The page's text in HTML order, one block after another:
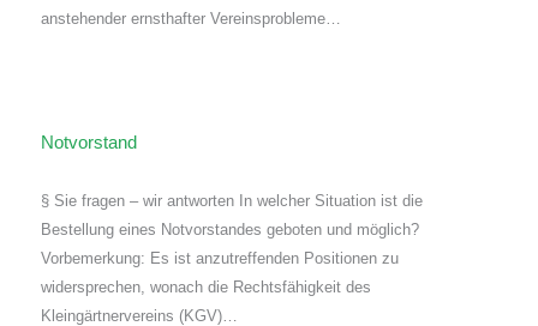
anstehender ernsthafter Vereinsprobleme…
Notvorstand
§ Sie fragen – wir antworten In welcher Situation ist die
Bestellung eines Notvorstandes geboten und möglich?
Vorbemerkung: Es ist anzutreffenden Positionen zu
widersprechen, wonach die Rechtsfähigkeit des
Kleingärtnervereins (KGV)…